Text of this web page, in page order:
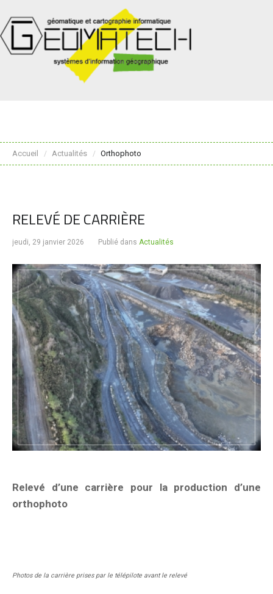
Accueil / Actualités / Orthophoto
RELEVÉ DE CARRIÈRE
jeudi, 29 janvier 2026 Publié dans Actualités
Relevé d’une carrière pour la production d’une
orthophoto
Photos de la carrière prises par le télépilote avant le relevé